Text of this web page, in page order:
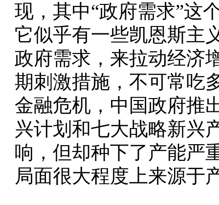
现，其中“政府需求”这
它似乎有一些凯恩斯主
政府需求，来拉动经济
期刺激措施，不可常吃
金融危机，中国政府推
兴计划和七大战略新兴
响，但却种下了产能严
局面很大程度上来源于